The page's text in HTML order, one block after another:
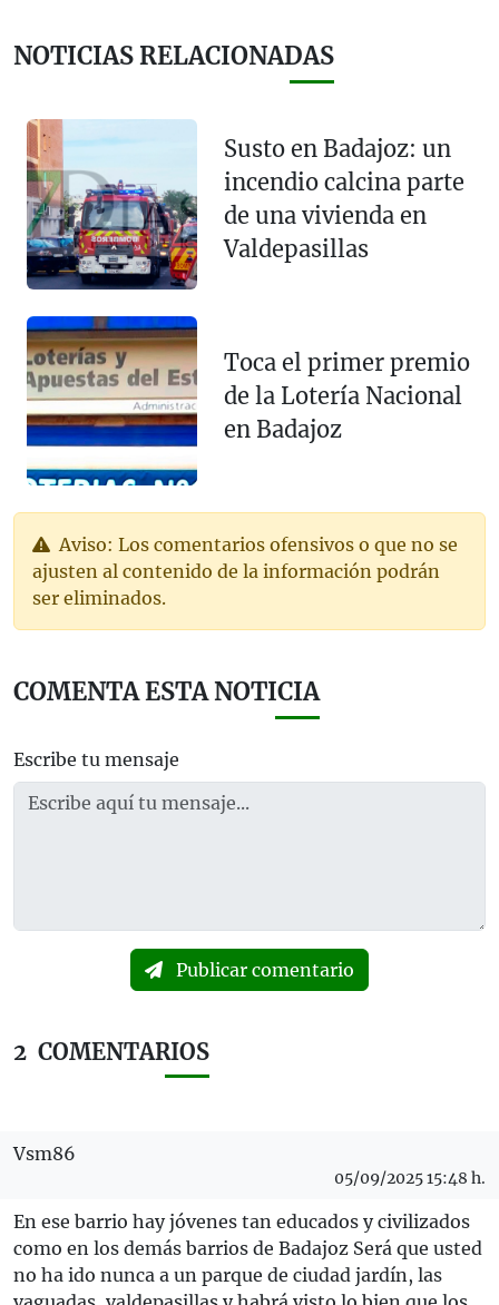
NOTICIAS RELACIONADAS
Susto en Badajoz: un
incendio calcina parte
de una vivienda en
Valdepasillas
Toca el primer premio
de la Lotería Nacional
en Badajoz
Aviso: Los comentarios ofensivos o que no se
ajusten al contenido de la información podrán
ser eliminados.
COMENTA ESTA NOTICIA
Escribe tu mensaje
Publicar comentario
2 COMENTARIOS
Vsm86
05/09/2025 15:48 h.
En ese barrio hay jóvenes tan educados y civilizados
como en los demás barrios de Badajoz Será que usted
no ha ido nunca a un parque de ciudad jardín, las